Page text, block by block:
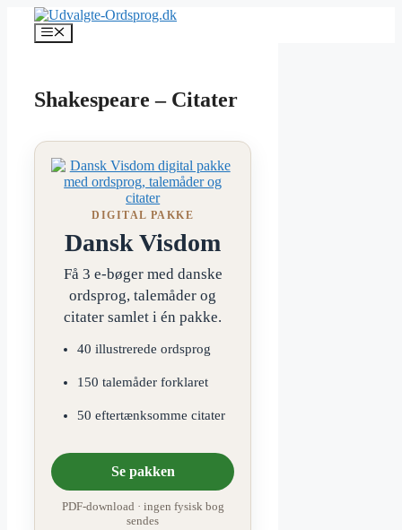
indhold
Menu
Shakespeare – Citater
DIGITAL PAKKE
Dansk Visdom
Få 3 e-bøger med danske
ordsprog, talemåder og
citater samlet i én pakke.
40 illustrerede ordsprog
150 talemåder forklaret
50 eftertænksomme citater
Se pakken
PDF-download · ingen fysisk bog
sendes